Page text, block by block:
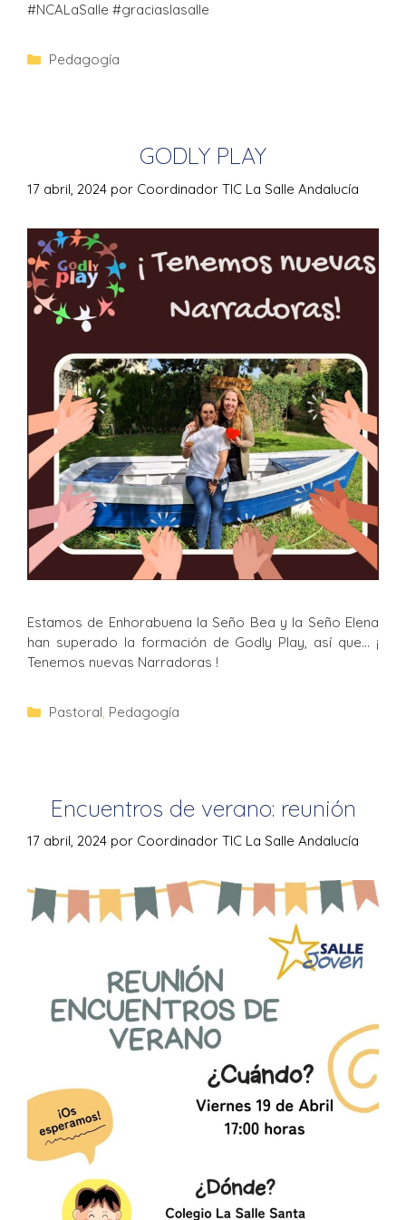
#NCALaSalle #graciaslasalle
Pedagogía
GODLY PLAY
17 abril, 2024 por Coordinador TIC La Salle Andalucía
Estamos de Enhorabuena la Seño Bea y la Seño Elena
han superado la formación de Godly Play, así que… ¡
Tenemos nuevas Narradoras !
Pastoral Pedagogía
Encuentros de verano: reunión
17 abril, 2024 por Coordinador TIC La Salle Andalucía